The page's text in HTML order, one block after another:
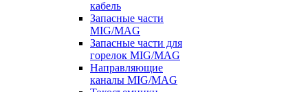
кабель
Запасные части
MIG/MAG
Запасные части для
горелок MIG/MAG
Направляющие
каналы MIG/MAG